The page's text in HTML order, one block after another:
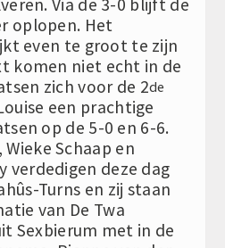
Via de 3-0 blijft de
oplopen. Het
even te groot te zijn
komen niet echt in de
zich voor de 2de
een prachtige
op de 5-0 en 6-6.
Schaap en
verdedigen deze dag
Turns en zij staan
van De Twa
Sexbierum met in de